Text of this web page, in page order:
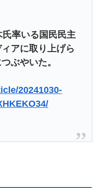
率いる国民民主
アに取り上げら
ぶやいた。
20241030-